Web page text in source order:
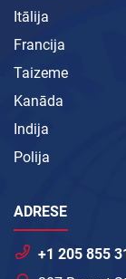
Itālija
Francija
Taizeme
Kanāda
Indija
Polija
ADRESE
+1 205 855